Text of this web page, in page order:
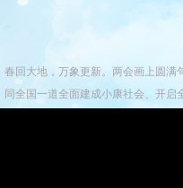
春回大地，万象更新。两会画上圆满
同全国一道全面建成小康社会、开启